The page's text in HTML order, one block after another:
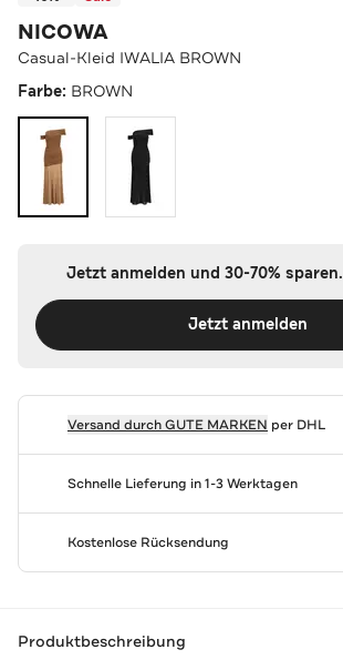
NICOWA
Casual-Kleid IWALIA BROWN
Farbe: BROWN
Jetzt anmelden und 30-70% sparen.
Jetzt anmelden
Versand durchGUTE MARKEN per DHL
Schnelle Lieferung in 1-3 Werktagen
Kostenlose Rücksendung
Produktbeschreibung